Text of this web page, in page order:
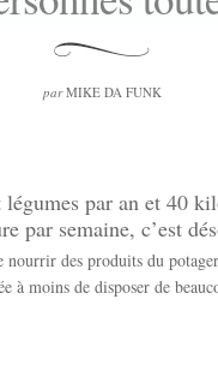
parMIKE DA FUNK
par an et 40
par semaine, c’est
nourrir des produits du
à moins de disposer de